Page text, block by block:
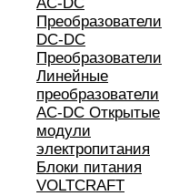
Преобразователи
DC-DC
Преобразователи
Линейные
преобразователи
AC-DC Открытые
модули
электропитания
Блоки питания
VOLTCRAFT